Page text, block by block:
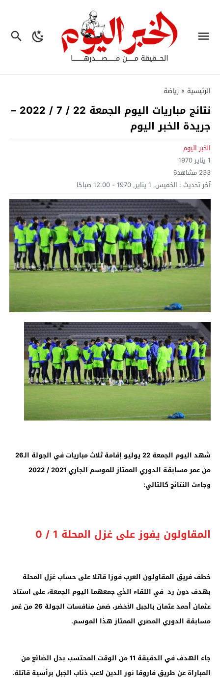
الرئيسية » رياضة
نتائج مباريات اليوم الجمعة 22 / 7 / 2022 –
جريدة الخبر اليوم
الخبر اليوم
1 يناير 1970
233 مشاهدة
آخر تحديث : الخميس, 1 يناير, 1970 - 12:00 صباحًا
شهد اليوم الجمعة 22 يوليو إقامة ثلاث مباريات في الجولة الـ26
من عمر مسابقة الدوري الممتاز للموسم الجاري 2021 / 2022
وجاءت النتائج كالتالي:
المقاولون يفوز على غزل المحلة 1 / 0
خطف فريق المقاولون العرب فوزا قاتلا على حساب غزل المحلة
بهدف دون رد في اللقاء الذي جمعهما اليوم الجمعة، على استاد
عثمان أحمد عثمان بالجبل الأخضر، ضمن منافسات الجولة 26 من عُمر
مسابقة الدوري المصري الممتاز هذا الموسم.
جاء الهدف في الدقيقة 11 من الوقت المحتسب بدل الضائع من
المباراة عن طريق فاروقا نور الدين لاعب ذئاب الجبل برأسية قاتلة.